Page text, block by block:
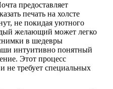
предоставляет
печать на холсте
не покидая уютного
желающий может легко
в шедевры
интуитивно понятный
Этот процесс
не требует специальных